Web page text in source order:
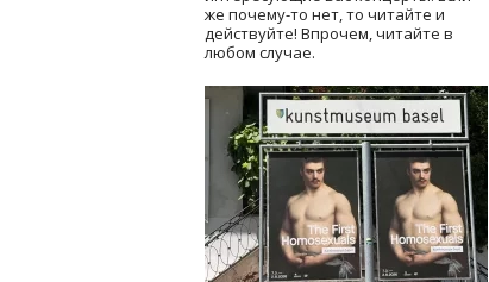
же почему-то нет, то читайте и
действуйте! Впрочем, читайте в
любом случае.